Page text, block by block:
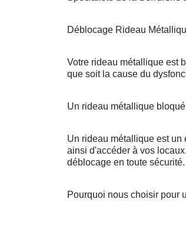
Déblocage Rideau
Votre rideau métallique est
que soit la cause du
Un rideau métallique
Un rideau métallique est un
ainsi d'accéder à vos
déblocage en toute sécurité.
Pourquoi nous choisir pour